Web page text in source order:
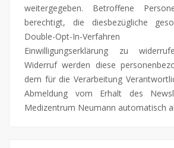
weitergegeben. Betroffene
berechtigt, die diesbezügliche
Double-Opt-In-Verfahren
Einwilligungserklärung zu
Widerruf werden diese
dem für die Verarbeitung
Abmeldung vom Erhalt des
Medizentrum Neumann automatisch